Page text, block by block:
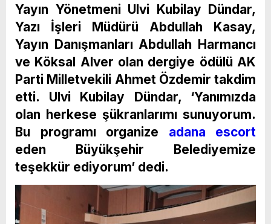
Yayın Yönetmeni Ulvi Kubilay Dündar,
Yazı İşleri Müdürü Abdullah Kasay,
Yayın Danışmanları Abdullah Harmancı
ve Köksal Alver olan dergiye ödülü AK
Parti Milletvekili Ahmet Özdemir takdim
etti. Ulvi Kubilay Dündar, ‘Yanımızda
olan herkese şükranlarımı sunuyorum.
Bu programı organize adana escort
eden Büyükşehir Belediyemize
teşekkür ediyorum’ dedi.